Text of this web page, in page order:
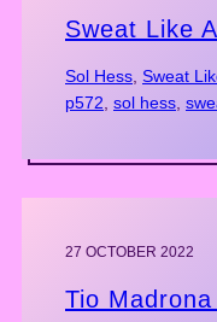
Sweat Like
Sol Hess, Sweat
p572, sol hess,
27 OCTOBER 2022
Tio